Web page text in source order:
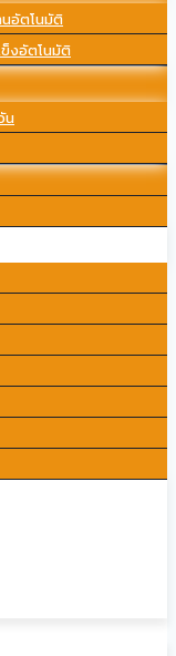
นอัตโนมัติ
ข็งอัตโนมัติ
น